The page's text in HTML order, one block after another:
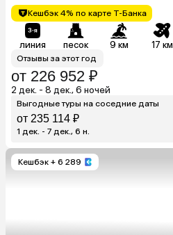
Кешбэк 4% по карте Т-Банка
линия песок 9 км 17 км
Отзывы за этот год
от 226 952 ₽
2 дек. - 8 дек., 6 ночей
Выгодные туры на соседние даты
от 235 114 ₽
1 дек. - 7 дек., 6 н.
Кешбэк + 6 289